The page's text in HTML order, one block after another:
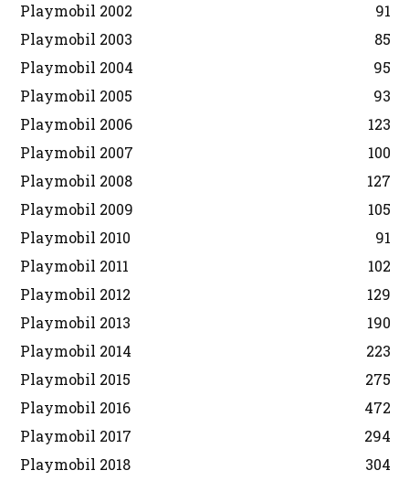
Playmobil 2002
91
Playmobil 2003
85
Playmobil 2004
95
Playmobil 2005
93
Playmobil 2006
123
Playmobil 2007
100
Playmobil 2008
127
Playmobil 2009
105
Playmobil 2010
91
Playmobil 2011
102
Playmobil 2012
129
Playmobil 2013
190
Playmobil 2014
223
Playmobil 2015
275
Playmobil 2016
472
Playmobil 2017
294
Playmobil 2018
304